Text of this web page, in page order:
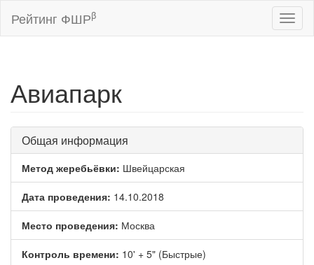
Рейтинг ФШРβ
Авиапарк
Общая информация
Метод жеребьёвки: Швейцарская
Дата проведения: 14.10.2018
Место проведения: Москва
Контроль времени: 10' + 5" (Быстрые)